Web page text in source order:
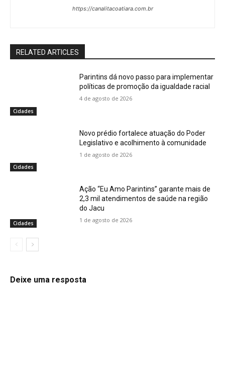
https://canalitacoatiara.com.br
RELATED ARTICLES
Cidades
Parintins dá novo passo para implementar
políticas de promoção da igualdade racial
4 de agosto de 2026
Cidades
Novo prédio fortalece atuação do Poder
Legislativo e acolhimento à comunidade
1 de agosto de 2026
Cidades
Ação “Eu Amo Parintins” garante mais de
2,3 mil atendimentos de saúde na região
do Jacu
1 de agosto de 2026
Deixe uma resposta